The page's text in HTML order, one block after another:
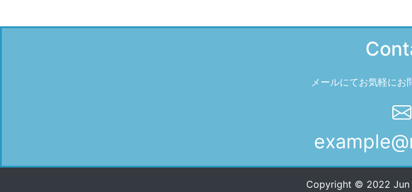
メールにてお気軽にお
Copyright © 2022 Jun